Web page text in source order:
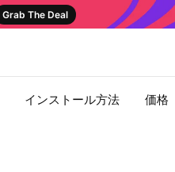
Grab The Deal
インストール方法 価格